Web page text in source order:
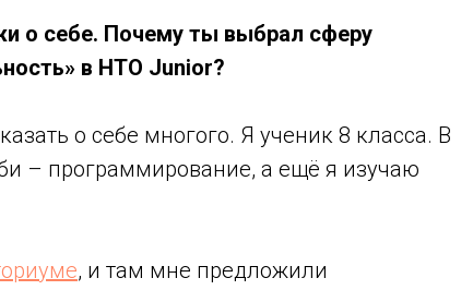
о себе. Почему ты выбрал сферу
в НТО Junior?
о себе многого. Я ученик 8 класса. В
– программирование, а ещё я изучаю
, и там мне предложили